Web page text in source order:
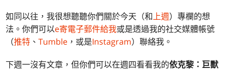
如同以往，我很想聽聽你們關於今天（和上週）專欄的想
法。你們可以e寄電子郵件給我或是透過我的社交媒體帳號
（推特 、Tumble ，或是Instagram）聯絡我。
下週一沒有文章，但你們可以在週四看看我的依克黎：巨獸